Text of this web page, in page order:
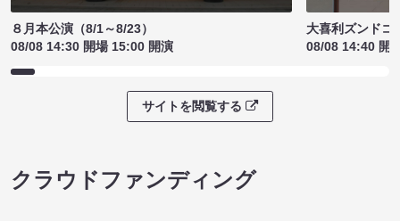
８月本公演（8/1～8/23）
08/08 14:30 開場 15:00 開演
大喜利ズンドコ
08/08 14:40 開
サイトを閲覧する
クラウドファンディング